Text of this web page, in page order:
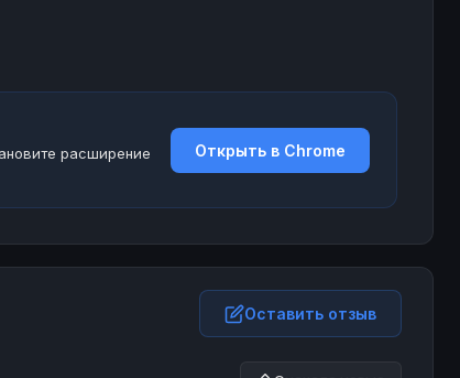
расширение
Открыть в Chrome
Оставить отзыв